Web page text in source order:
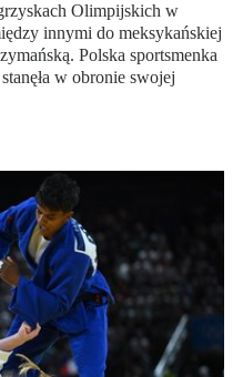
Olimpijskich w
innymi do meksykańskiej
Polska sportsmenka
w obronie swojej